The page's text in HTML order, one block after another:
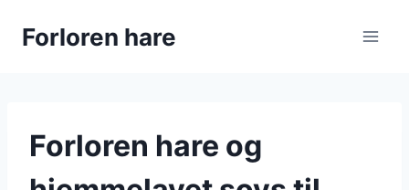
Forloren hare
Forloren hare og